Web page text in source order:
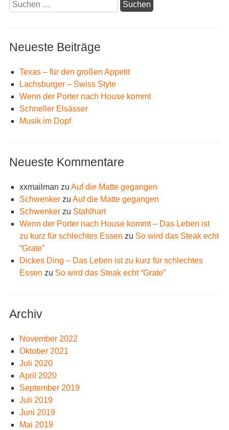
Suchen
nach:
Neueste Beiträge
Texas – für den großen Appetit
Lachsburger – Swiss Style
Wenn der Porter nach House kommt
Schneller Elsässer
Musik im Dopf
Neueste Kommentare
xxmailman zu Auf die Matte gegangen
Schwenkerzu Auf die Matte gegangen
Schwenkerzu Stahlhart
Wenn der Porter nach House kommt – Das Leben ist
zu kurz für schlechtes Essen zu So wird das Steak echt
“Grate”
Dickes Ding – Das Leben ist zu kurz für schlechtes
Essen zu So wird das Steak echt “Grate”
Archiv
November 2022
Oktober 2021
Juli 2020
April 2020
September 2019
Juli 2019
Juni 2019
Mai 2019